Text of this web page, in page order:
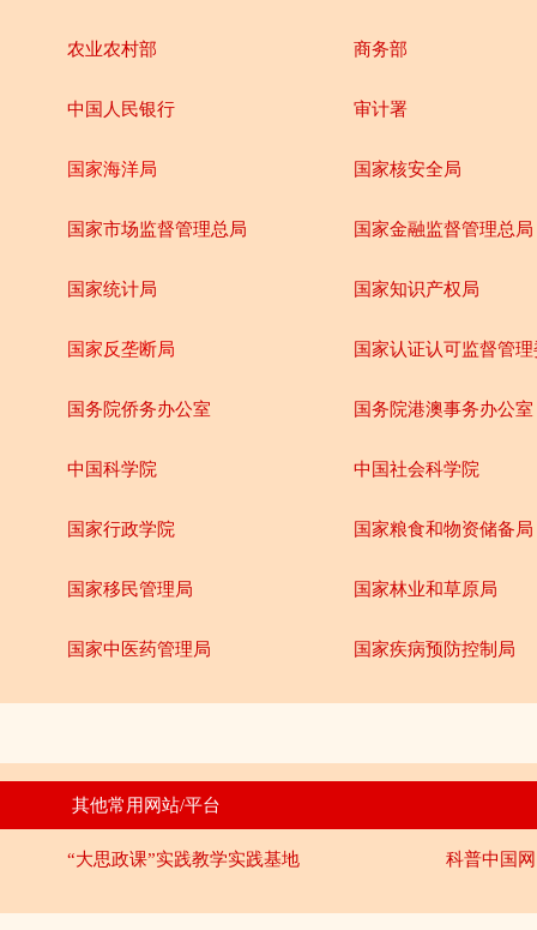
农业农村部 商务部
中国人民银行 审计署
国家海洋局 国家核安全局
国家市场监督管理总局 国家金融监督管理总局
国家统计局 国家知识产权局
国家反垄断局 国家认证认可监督管
国务院侨务办公室 国务院港澳事务办公室
中国科学院 中国社会科学院
国家行政学院 国家粮食和物资储备局
国家移民管理局 国家林业和草原局
国家中医药管理局 国家疾病预防控制局
其他常用网站/平台
“大思政课”实践教学实践基地 科普中国网